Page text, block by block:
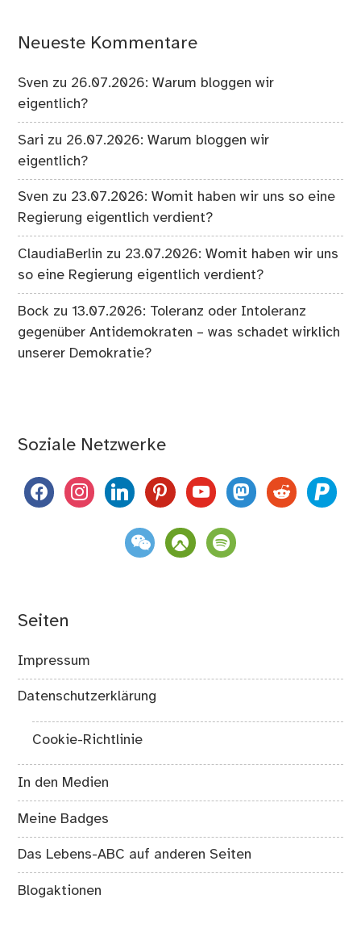
Neueste Kommentare
Sven zu 26.07.2026: Warum bloggen wir
eigentlich?
Sari zu 26.07.2026: Warum bloggen wir
eigentlich?
Sven zu 23.07.2026: Womit haben wir uns so eine
Regierung eigentlich verdient?
ClaudiaBerlin zu 23.07.2026: Womit haben wir uns
so eine Regierung eigentlich verdient?
Bock zu13.07.2026: Toleranz oder Intoleranz
gegenüber Antidemokraten – was schadet wirklich
unserer Demokratie?
Soziale Netzwerke
facebookinstagramlinkedinpinterestyoutubemastodon
reddit paypal
weixin komootspotify
Seiten
Impressum
Datenschutzerklärung
Cookie-Richtlinie
In den Medien
Meine Badges
Das Lebens-ABC auf anderen Seiten
Blogaktionen